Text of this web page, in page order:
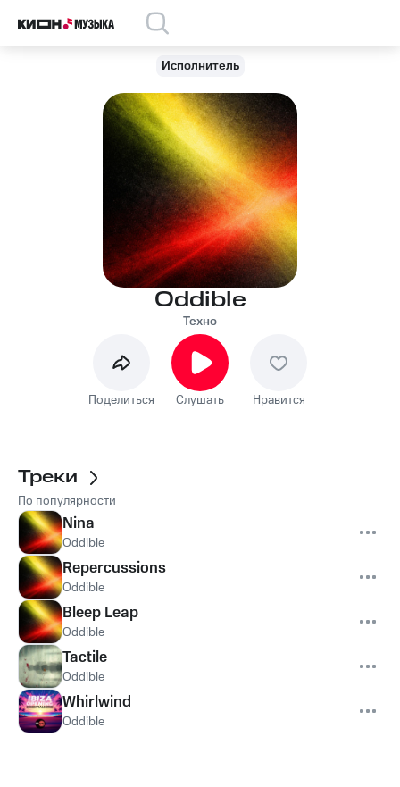
Исполнитель
Oddible
Техно
Поделиться Слушать Нравится
Треки
По популярности
Nina
Oddible
Repercussions
Oddible
Bleep Leap
Oddible
Tactile
Oddible
Whirlwind
Oddible